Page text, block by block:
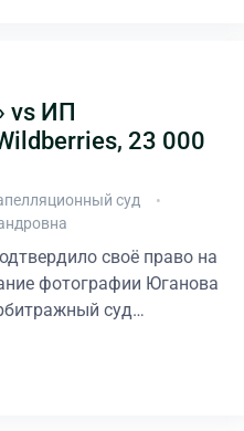
vs ИП
23 000
суд
своё право на
фотографии Юганова
суд…